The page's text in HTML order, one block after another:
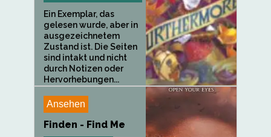
Ein Exemplar, das
gelesen wurde, aber in
ausgezeichnetem
Zustand ist. Die Seiten
sind intakt und nicht
durch Notizen oder
Hervorhebungen...
Ansehen
Finden - Find Me